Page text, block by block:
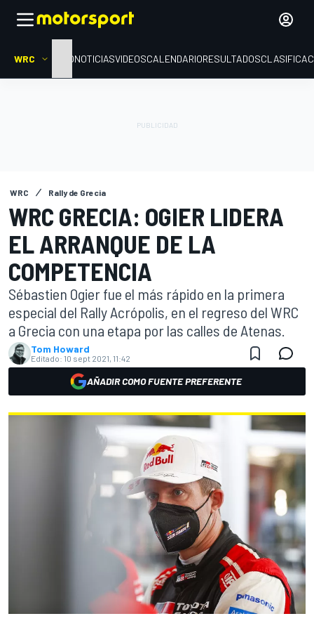
WRC INICIONOTICIASVIDEOSCALENDARIORESULTADOS
WRC Rally de Grecia
WRC GRECIA: OGIER LIDERA
EL ARRANQUE DE LA
COMPETENCIA
Sébastien Ogier fue el más rápido en la primera
especial del Rally Acrópolis, en el regreso del WRC
a Grecia con una etapa por las calles de Atenas.
Tom Howard
Editado: 10 sept 2021, 11:42
AÑADIR COMO FUENTE PREFERENTE